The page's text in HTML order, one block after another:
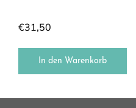
€31,50
In den Warenkorb